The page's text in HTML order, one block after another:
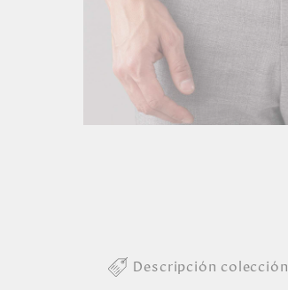
Descripción colección